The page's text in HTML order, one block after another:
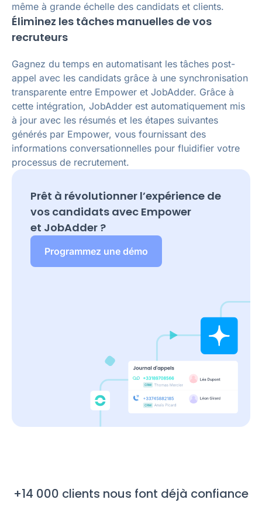
même à grande échelle des candidats et clients.
Éliminez les tâches manuelles de vos
recruteurs
Gagnez du temps en automatisant les tâches post-
appel avec les candidats grâce à une synchronisation
transparente entre Empower et JobAdder. Grâce à
cette intégration, JobAdder est automatiquement mis
à jour avec les résumés et les étapes suivantes
générés par Empower, vous fournissant des
informations conversationnelles pour fluidifier votre
processus de recrutement.
Prêt à révolutionner l’expérience de
vos candidats avec Empower
et JobAdder ?
Programmez une démo
+14 000 clients nous font déjà confiance